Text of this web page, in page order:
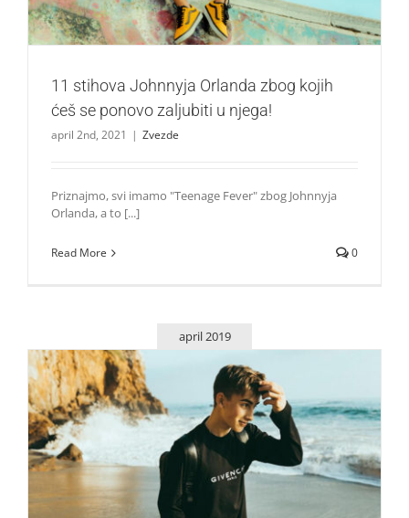
11 stihova Johnnyja Orlanda zbog kojih
ćeš se ponovo zaljubiti u njega!
april 2nd, 2021 | Zvezde
Priznajmo, svi imamo "Teenage Fever" zbog Johnnyja
Orlanda, a to [...]
Read More 0
april 2019
Johnny Orlando otkriva inspiraciju iza „Teenage Fever“ EP
Zvezde